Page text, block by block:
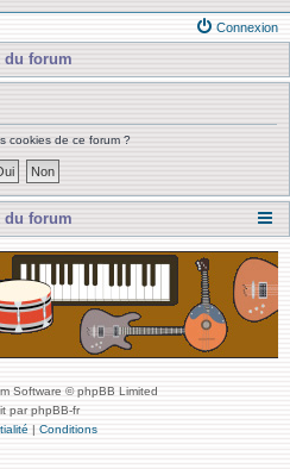
Connexion
du forum
cookies de ce forum ?
du forum
Software © phpBB Limited
par phpBB-fr
| Conditions